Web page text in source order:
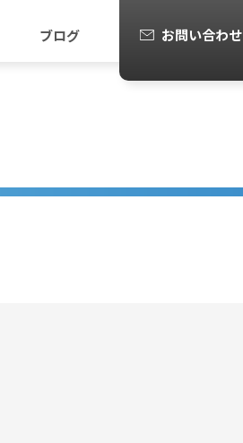
ブログ お問い合わせ